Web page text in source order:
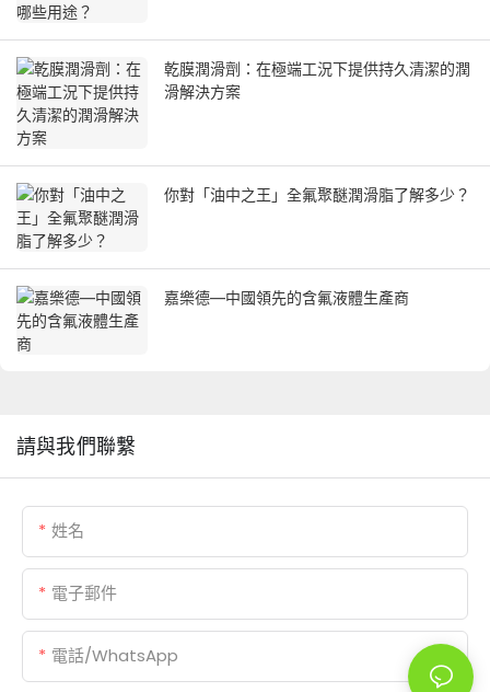
乾膜潤滑劑：在極端工況下提供持久清潔的潤
滑解決方案
你對「油中之王」全氟聚醚潤滑脂了解多少？
嘉樂德—中國領先的含氟液體生產商
請與我們聯繫
姓名
電子郵件
電話/WhatsApp